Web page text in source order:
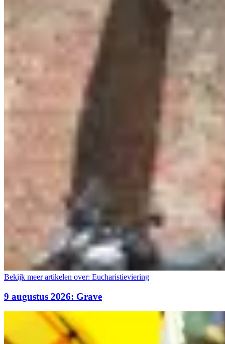
Bekijk meer artikelen over: Eucharistieviering
9 augustus 2026: Grave